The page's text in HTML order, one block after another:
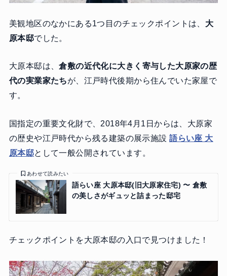
美観地区のなかにある1つ目のチェックポイントは、 大
原本邸でした。
大原本邸は、倉敷の近代化に大きく寄与した大原家の歴
代の実業家たちが、江戸時代後期から住んでいた家屋で
す。
国指定の重要文化財で、2018年4月1日からは、大原家
の歴史や江戸時代から残る建築の展示施設語らい座 大
原本邸として一般公開されています。
語らい座 大原本邸(旧大原家住宅) 〜 倉敷
の美しさがギュッと詰まった邸宅
あわせて読みたい
チェックポイントを大原本邸の入口で見つけました！